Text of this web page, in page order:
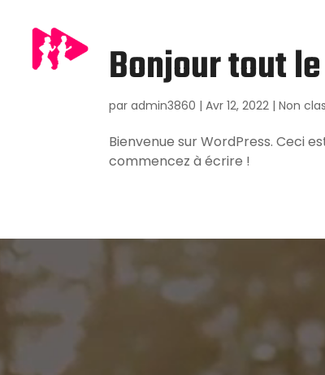
Bonjour tout
paradmin3860 |Avr 12, 2022 |Non
Bienvenue sur WordPress. Ceci
commencez à écrire !